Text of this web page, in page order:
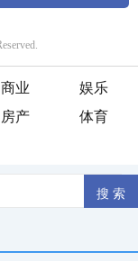
商业
娱乐
房产
体育